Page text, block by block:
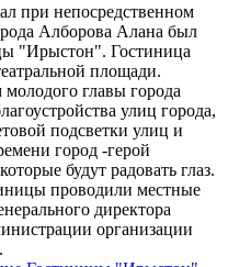
при непосредственном
Алборова Алана был
"Ирыстон". Гостиница
площади.
главы города
улиц города,
подсветки улиц и
город -герой
будут радовать глаз.
проводили местные
директора
организации